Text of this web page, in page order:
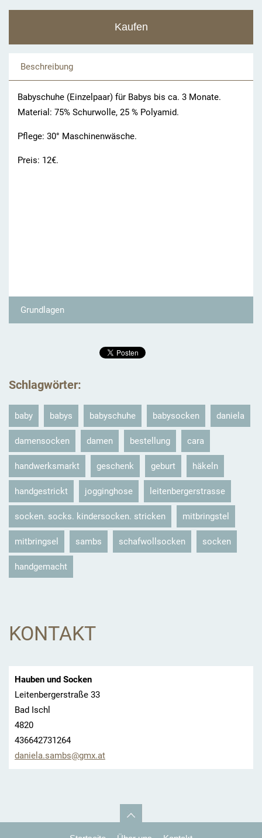
Beschreibung
Babyschuhe (Einzelpaar) für Babys bis ca. 3 Monate.
Material: 75% Schurwolle, 25 % Polyamid.
Pflege: 30° Maschinenwäsche.
Preis: 12€.
Grundlagen
Schlagwörter:
baby babys babyschuhe babysocken daniela
damensocken damen bestellung cara
handwerksmarkt geschenk geburt häkeln
handgestrickt jogginghose leitenbergerstrasse
socken. socks. kindersocken. stricken mitbringstel
mitbringsel sambs schafwollsocken socken
handgemacht
KONTAKT
Hauben und Socken
Leitenbergerstraße 33
Bad Ischl
4820
436642731264
daniela.sambs@gmx.at